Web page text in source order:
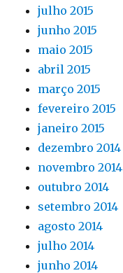
julho 2015
junho 2015
maio 2015
abril 2015
março 2015
fevereiro 2015
janeiro 2015
dezembro 2014
novembro 2014
outubro 2014
setembro 2014
agosto 2014
julho 2014
junho 2014